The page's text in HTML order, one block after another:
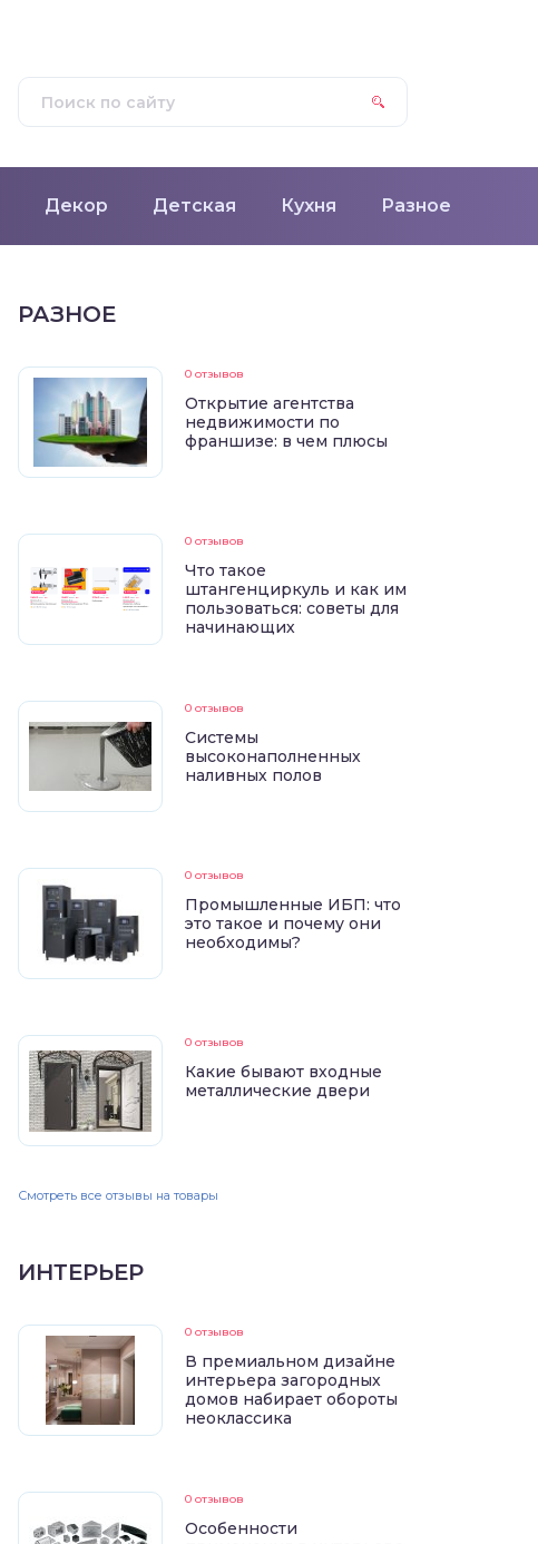
Декор Детская Кухня Разное
РАЗНОЕ
0 отзывов
Открытие агентства
недвижимости по
франшизе: в чем плюсы
0 отзывов
Что такое
штангенциркуль и как им
пользоваться: советы для
начинающих
0 отзывов
Системы
высоконаполненных
наливных полов
0 отзывов
Промышленные ИБП: что
это такое и почему они
необходимы?
0 отзывов
Какие бывают входные
металлические двери
Смотреть все отзывы на товары
ИНТЕРЬЕР
0 отзывов
В премиальном дизайне
интерьера загородных
домов набирает обороты
неоклассика
0 отзывов
Особенности